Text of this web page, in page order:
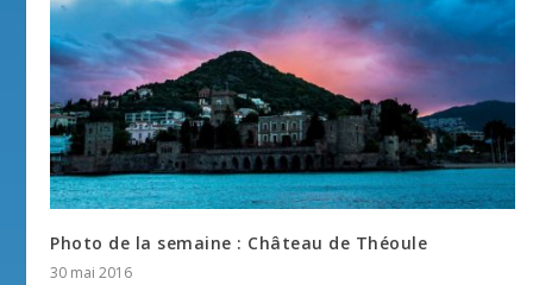
Photo de la semaine : Château de Théoule
30 mai 2016